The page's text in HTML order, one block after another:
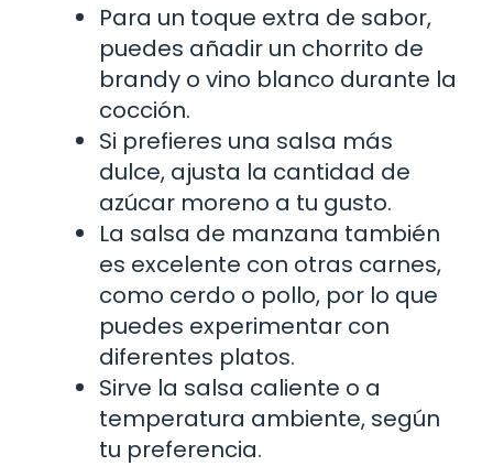
Para un toque extra de sabor,
puedes añadir un chorrito de
brandy o vino blanco durante la
cocción.
Si prefieres una salsa más
dulce, ajusta la cantidad de
azúcar moreno a tu gusto.
La salsa de manzana también
es excelente con otras carnes,
como cerdo o pollo, por lo que
puedes experimentar con
diferentes platos.
Sirve la salsa caliente o a
temperatura ambiente, según
tu preferencia.